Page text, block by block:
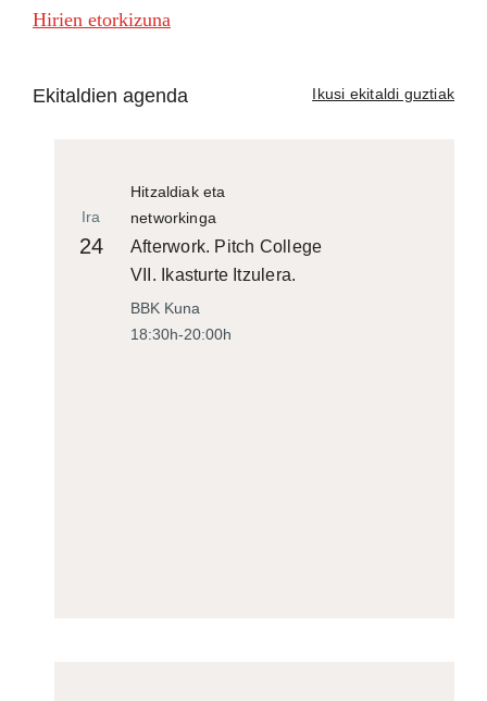
Hirien etorkizuna
Ekitaldien agenda Ikusi ekitaldi guztiak
Hitzaldiak eta
networkinga
Ira
24
Afterwork. Pitch College
VII. Ikasturte Itzulera.
BBK Kuna
18:30h-20:00h